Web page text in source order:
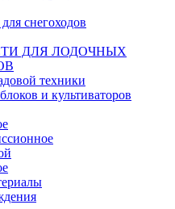
снегоходов
ДЛЯ ЛОДОЧНЫХ
техники
и культиваторов